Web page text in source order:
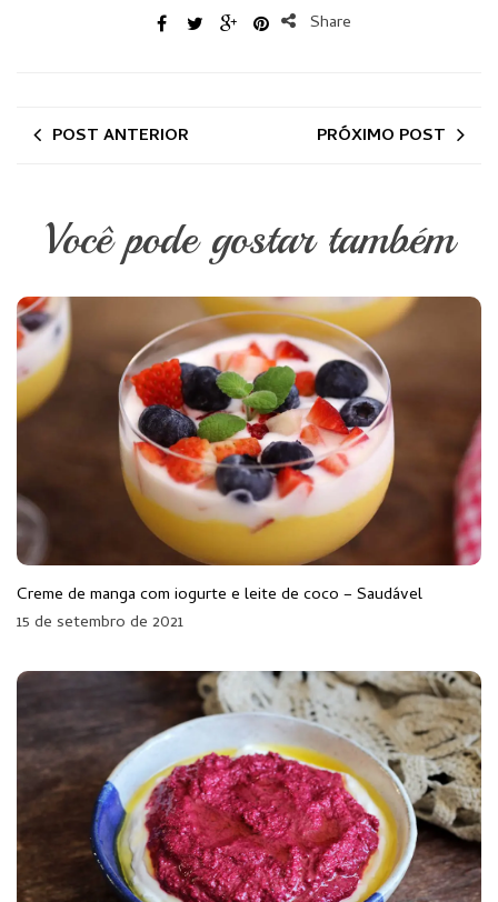
Share
POST ANTERIOR PRÓXIMO POST
Você pode gostar também
Creme de manga com iogurte e leite de coco – Saudável
15 de setembro de 2021